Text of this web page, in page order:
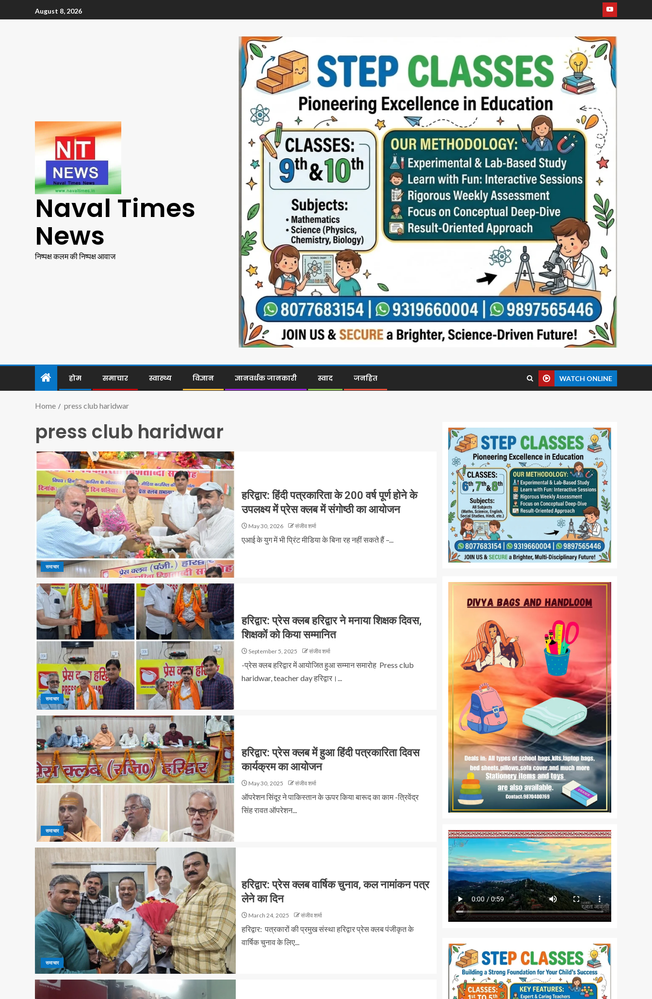
August 8, 2026
Naval Times
News
निष्पक्ष कलम की निष्पक्ष आवाज
होम समाचार स्वास्थ्य विज्ञान ज्ञानवर्धक जानकारी स्वाद जनहित WATCH ONLINE
Home press club haridwar
press club haridwar
समाचार
हरिद्वार: हिंदी पत्रकारिता के 200 वर्ष पूर्ण होने के
उपलक्ष्य में प्रेस क्लब में संगोष्ठी का आयोजन
May 30, 2026 संजीव शर्मा
एआई के युग में भी प्रिंट मीडिया के बिना रह नहीं सकते हैं –...
समाचार
हरिद्वार: प्रेस क्लब हरिद्वार ने मनाया शिक्षक दिवस,
शिक्षकों को किया सम्मानित
September 5, 2025 संजीव शर्मा
-प्रेस क्लब हरिद्वार में आयोजित हुआ सम्मान समारोह Press club
haridwar, teacher day हरिद्वार।...
समाचार
हरिद्वार: प्रेस क्लब में हुआ हिंदी पत्रकारिता दिवस
कार्यक्रम का आयोजन
May 30, 2025 संजीव शर्मा
ऑपरेशन सिंदूर ने पाकिस्तान के ऊपर किया बारूद का काम -त्रिवेंद्र
सिंह रावत ऑपरेशन...
समाचार
हरिद्वार: प्रेस क्लब वार्षिक चुनाव, कल नामांकन पत्र
लेने का दिन
March 24, 2025 संजीव शर्मा
हरिद्वार: पत्रकारों की प्रमुख संस्था हरिद्वार प्रेस क्लब पंजीकृत के
वार्षिक चुनाव के लिए...